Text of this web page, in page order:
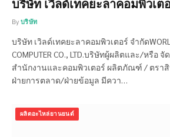
บริษัท เวิลด์เทคยะลาคอมพิวเต
By บริษัท
บริษัท เวิลด์เทคยะลาคอมพิวเตอร์ จำกัด
COMPUTER CO., LTD.บริษัทผู้ผลิตและ/หรือ
สำนักงานและคอมพิวเตอร์ ผลิตภัณฑ์ / ตรา
ฝ่ายการตลาด/ฝ่ายข้อมูล มีควา…
ผลิตอะไหล่ยานยนต์